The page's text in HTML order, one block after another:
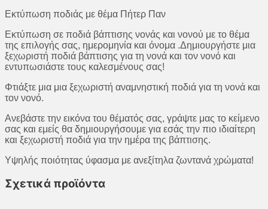
ποσότητα
Εκτύπωση ποδιάς με θέμα Πήτερ Παν
Εκτύπωση σε ποδιά βάπτισης νονάς και νονού με το θέμα
της επιλογής σας, ημερομηνία και όνομα .Δημιουργήστε μια
ξεχωριστή ποδιά βάπτισης για τη νονά και τον νονό και
εντυπωσιάστε τους καλεσμένους σας!
Φτιάξτε μια μια ξεχωριστή αναμνηστική ποδιά για τη νονά και
τον νονό.
Ανεβάστε την εικόνα του θέματός σας, γράψτε μας το κείμενο
σας και εμείς θα δημιουργήσουμε για εσάς την πιο ιδιαίτερη
και ξεχωριστή ποδιά για την ημέρα της βάπτισης.
Υψηλής ποιότητας ύφασμα με ανεξίτηλα ζωντανά χρώματα!
Σχετικά προϊόντα